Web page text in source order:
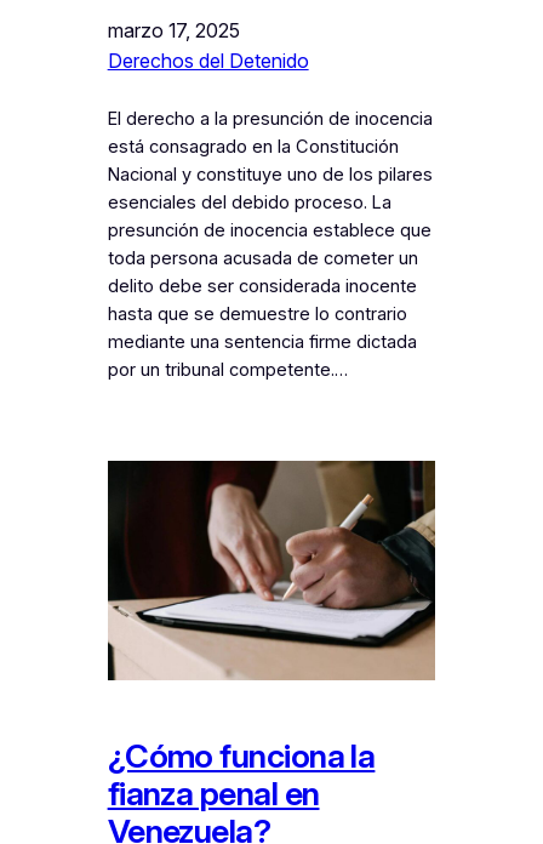
marzo 17, 2025
Derechos del Detenido
El derecho a la presunción de inocencia
está consagrado en la Constitución
Nacional y constituye uno de los pilares
esenciales del debido proceso. La
presunción de inocencia establece que
toda persona acusada de cometer un
delito debe ser considerada inocente
hasta que se demuestre lo contrario
mediante una sentencia firme dictada
por un tribunal competente.…
¿Cómo funciona la
fianza penal en
Venezuela?